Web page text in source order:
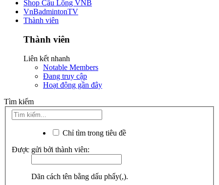
Shop Cầu Lông VNB
VnBadmintonTV
Thành viên
Thành viên
Liên kết nhanh
Notable Members
Đang truy cập
Hoạt động gần đây
Tìm kiếm
Chỉ tìm trong tiêu đề
Được gửi bởi thành viên:
Dãn cách tên bằng dấu phẩy(,).